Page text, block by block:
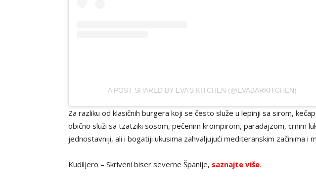
A POST SHARED BY EVA’S KITCHEN (@EVABARKITCHEN)
Za razliku od klasičnih burgera koji se često služe u lepinji sa sirom,
obično služi sa tzatziki sosom, pečenim krompirom, paradajzom, crnim
jednostavniji, ali i bogatiji ukusima zahvaljujući mediteranskim začinima i
Kudiljero – Skriveni biser severne Španije, saznajte više.